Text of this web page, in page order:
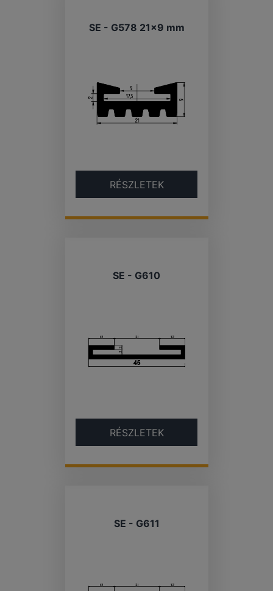
SE - G578 21×9 mm
RÉSZLETEK
SE - G610
RÉSZLETEK
SE - G611